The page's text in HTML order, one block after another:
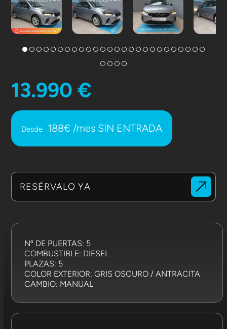
13.990 €
Desde 188€ /mes SIN ENTRADA
RESÉRVALO YA
Nº DE PUERTAS: 5
COMBUSTIBLE: DIESEL
PLAZAS: 5
COLOR EXTERIOR: GRIS OSCURO / ANTRACITA
CAMBIO: MANUAL